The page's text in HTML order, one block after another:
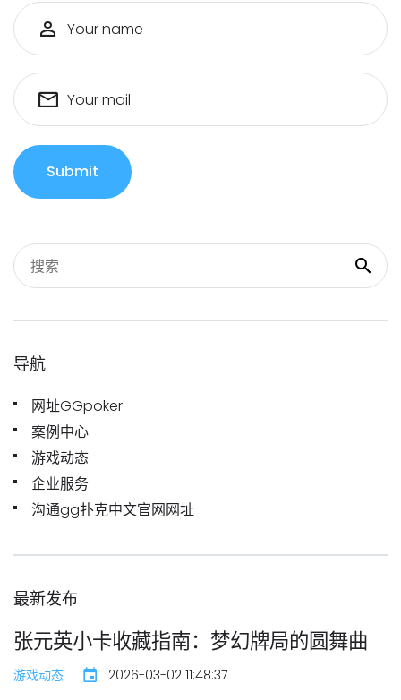
Your name
Your mail
Submit
导航
网址GGpoker
案例中心
游戏动态
企业服务
沟通gg扑克中文官网网址
最新发布
张元英小卡收藏指南：梦幻牌局的圆舞曲
游戏动态 2026-03-02 11:48:37